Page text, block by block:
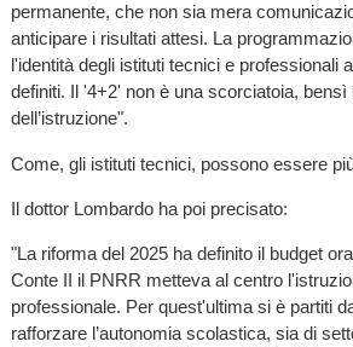
permanente, che non sia mera
anticipare i risultati attesi. La
l'identità degli istituti tecnici e professionali
definiti. Il '4+2' non è una scorciatoia,
dell’istruzione".
Come, gli istituti tecnici, possono essere
Il dottor Lombardo ha poi precisato:
"La riforma del 2025 ha definito il budget
Conte II il PNRR metteva al centro
professionale. Per quest'ultima si è partiti
rafforzare l’autonomia scolastica, sia di